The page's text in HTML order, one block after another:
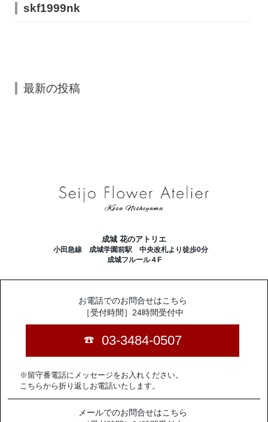
skf1999nk
最新の投稿
成城 花のアトリエ
小田急線 成城学園前駅 中央改札より徒歩0分
成城フルール４F
お電話でのお問合せはこちら
［受付時間］24時間受付中
03-3484-0507
※留守番電話にメッセージをお入れください。
こちらから折り返しお電話いたします。
メールでのお問合せはこちら